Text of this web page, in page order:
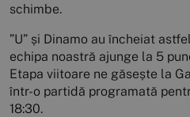
schimbe.
”U” și Dinamo au încheiat
echipa noastră ajunge la 5
Etapa viitoare ne găsește la
într-o partidă programată
18:30.